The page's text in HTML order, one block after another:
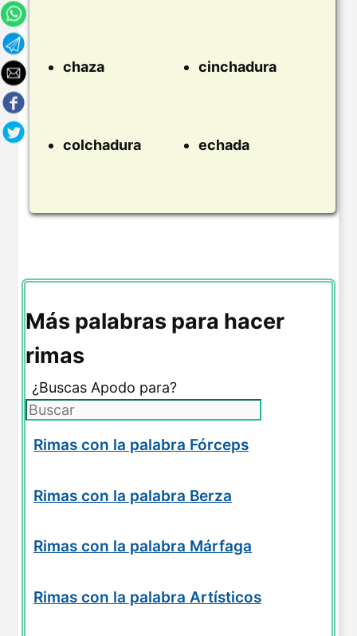
chaza cinchadura
colchadura echada
Más palabras para hacer
rimas
¿Buscas Apodo para?
Rimas con la palabra Fórceps
Rimas con la palabra Berza
Rimas con la palabra Márfaga
Rimas con la palabra Artísticos